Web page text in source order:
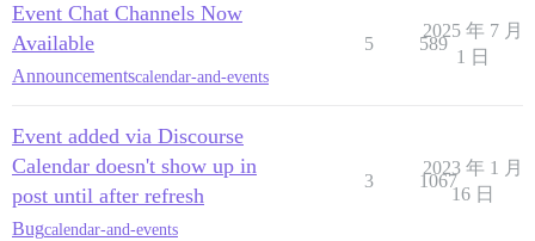
Event Chat Channels Now
Available
Announcementscalendar-and-events
5 589
2025 年 7 月
1 日
Event added via Discourse
Calendar doesn't show up in
post until after refresh
Bugcalendar-and-events
3 1067
2023 年 1 月
16 日